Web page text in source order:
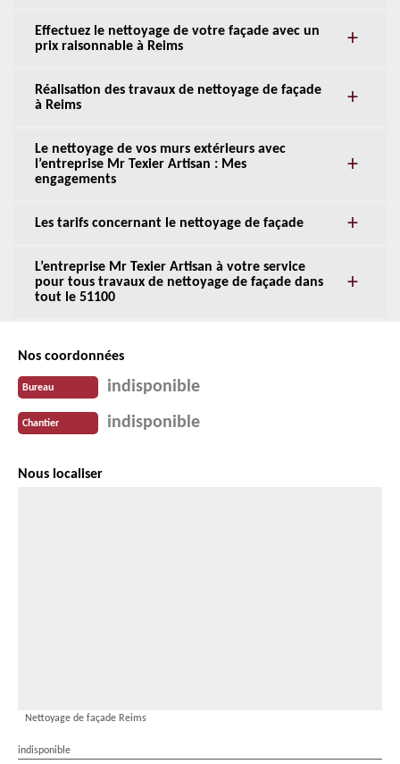
Effectuez le nettoyage de votre façade avec un
prix raisonnable à Reims
Réalisation des travaux de nettoyage de façade
à Reims
Le nettoyage de vos murs extérieurs avec
l’entreprise Mr Texier Artisan : Mes
engagements
Les tarifs concernant le nettoyage de façade
L’entreprise Mr Texier Artisan à votre service
pour tous travaux de nettoyage de façade dans
tout le 51100
Nos coordonnées
Bureau indisponible
Chantier indisponible
Nous localiser
Nettoyage de façade Reims
indisponible